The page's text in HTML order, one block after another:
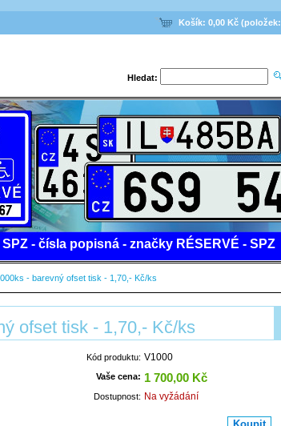
Hledat:
- čísla popisná - značky RÉSERVÉ - SPZ
- barevný ofset tisk - 1,70,- Kč/ks
ofset tisk - 1,70,- Kč/ks
Kód produktu: V1000
Vaše cena: 1 700,00 Kč
Dostupnost: Na vyžádání
Košík: 0,00 Kč (položek: